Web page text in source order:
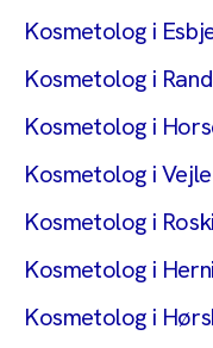
Kosmetolog i
Kosmetolog i
Kosmetolog i
Kosmetolog i Vejle
Kosmetolog i
Kosmetolog i
Kosmetolog i